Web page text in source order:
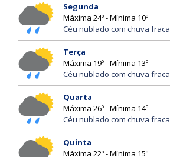
Segunda
Máxima 24º - Mínima 10º
Céu nublado com chuva fraca
Terça
Máxima 19º - Mínima 13º
Céu nublado com chuva fraca
Quarta
Máxima 26º - Mínima 14º
Céu nublado com chuva fraca
Quinta
Máxima 22º - Mínima 15º